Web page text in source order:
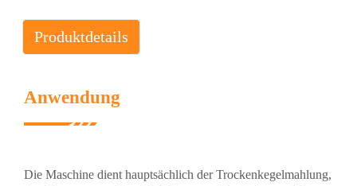
Produktdetails
Anwendung
Die Maschine dient hauptsächlich der Trockenkegelmahlung,